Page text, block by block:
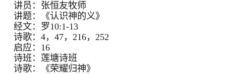
讲员：张恒友牧师
讲题：《认识神的义》
经文：罗10:1-13
诗歌：4，47，216，252
启应：16
诗班：莲塘诗班
诗歌：《荣耀归神》